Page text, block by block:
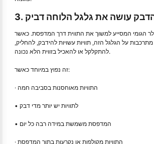
הדבק עושה את גלגל הלוחה דביק
הגומי המסייע למשוך את התווית דרך המדפסת. כאשר
על הגלגל הזה, תוויות עשויות להידבק, להחליק,
להתקלקל או להאכיל בזווית הלא נכונה.
זה נפוץ במיוחד כאשר:
· התוויות מאוחסנות בסביבה חמה
• לתוויות יש יותר מדי דבק
• המדפסת משמשת במידה רבה כל יום
· התוויות מקולפות או נקרעות בתוך המדפסת